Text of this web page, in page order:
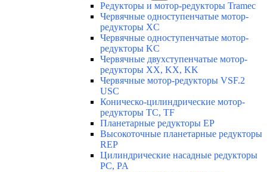
Редукторы и мотор-редукторы Tramec
Червячные одноступенчатые мотор-
редукторы XC
Червячные одноступенчатые мотор-
редукторы KC
Червячные двухступенчатые мотор-
редукторы XX, KX, KK
Червячные мотор-редукторы VSF.2
USC
Коническо-цилиндрические мотор-
редукторы TC, TF
Планетарные редукторы EP
Высокоточные планетарные редукторы
REP
Цилиндрические насадные редукторы
PC, PA